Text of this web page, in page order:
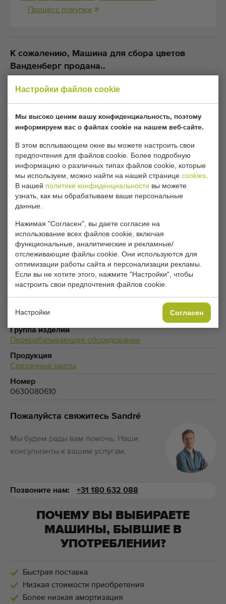
Настройки файлов cookie
Мы высоко ценим вашу конфиденциальность, поэтому
информируем вас о файлах cookie на нашем веб-сайте.
В этом всплывающем окне вы можете настроить свои
предпочтения для файлов cookie. Более подробную
информацию о различных типах файлов cookie, которые
мы используем, можно найти на нашей странице cookies
В нашей политике конфиденциальности вы можете
узнать, как мы обрабатываем ваши персональные
данные.
Нажимая "Согласен", вы даете согласие на
использование всех файлов cookie, включая
функциональные, аналитические и рекламные/
отслеживающие файлы cookie. Они используются для
оптимизации работы сайта и персонализации рекламы.
Если вы не хотите этого, нажмите "Настройки", чтобы
настроить свои предпочтения файлов cookie.
Настройки Согласен
Процесс покупки
К сожалению, Машина для сбора цветов
Ванденберг продана..
Хотите ли вы получать информацию, когда
аналогичная Оборудование для обработки цветочных
культур появится в продаже? Заполните свои данные
здесь.
Ваши текущие настройки файлов cookie
блокируют этот раздел. Измените настройки
файлов cookie, чтобы получить доступ к этому
разделу.
ИЗМЕНИТЬ НАСТРОЙКИ ФАЙЛОВ COOKIE
Тип
Оборудование для обработки цветочных культур
Bercomex
Группа изделий
Перерабатывающее оборудование
Продукция
Срезанные цветы
Номер
0630080610
Пожалуйста свяжитесь Sandré
Мы будем рады вам помочь. Наши
консультанты к вашим услугам.
Позвоните нам: +31 180 632 088
ПОЧЕМУ ВЫ ВЫБИРАЕТЕ
МАШИНЫ, БЫВШИЕ В
УПОТРЕБЛЕНИИ?
Быстрая поставка
Низкая стоимости приобретения
Более низкая амортизация